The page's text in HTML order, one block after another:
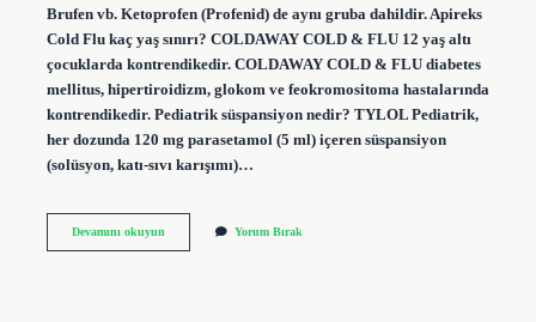
Brufen vb. Ketoprofen (Profenid) de aynı gruba dahildir. Apireks
Cold Flu kaç yaş sınırı? COLDAWAY COLD & FLU 12 yaş altı
çocuklarda kontrendikedir. COLDAWAY COLD & FLU diabetes
mellitus, hipertiroidizm, glokom ve feokromositoma hastalarında
kontrendikedir. Pediatrik süspansiyon nedir? TYLOL Pediatrik,
her dozunda 120 mg parasetamol (5 ml) içeren süspansiyon
(solüsyon, katı-sıvı karışımı)…
Devamını okuyunApireks
Yorum Bırak